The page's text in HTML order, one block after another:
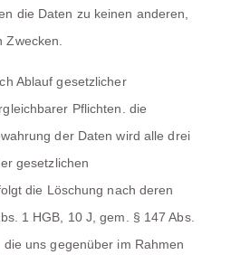
die Daten zu keinen anderen,
Zwecken.
Ablauf gesetzlicher
Pflichten. die
der Daten wird alle drei
gesetzlichen
die Löschung nach deren
1 HGB, 10 J, gem. § 147 Abs.
uns gegenüber im Rahmen